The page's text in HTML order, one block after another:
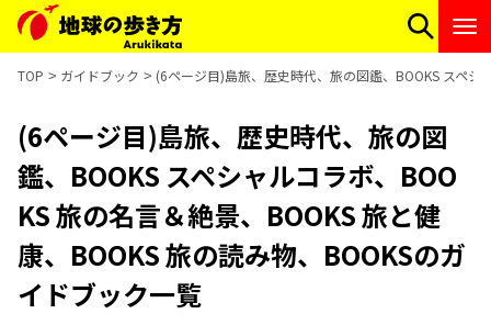
TOP ガイドブック (6ページ目)島旅、歴史時代、旅の図鑑、BOOKS スペシ
(6ページ目)島旅、歴史時代、旅の図
鑑、BOOKS スペシャルコラボ、BOO
KS 旅の名言＆絶景、BOOKS 旅と健
康、BOOKS 旅の読み物、BOOKSのガ
イドブック一覧